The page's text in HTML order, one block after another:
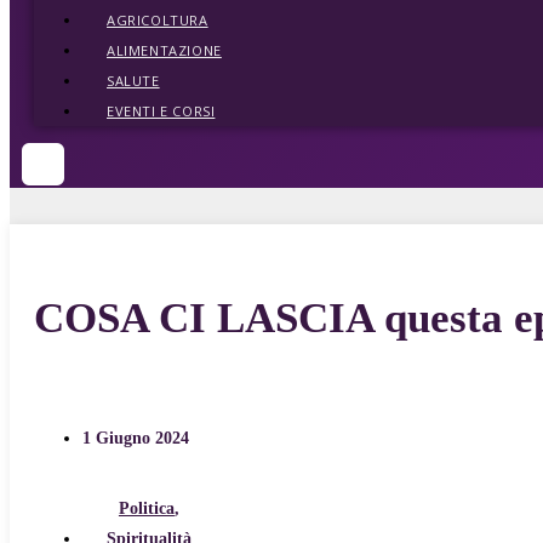
AGRICOLTURA
ALIMENTAZIONE
SALUTE
EVENTI E CORSI
COSA CI LASCIA questa
1 Giugno 2024
Politica,
Spiritualità